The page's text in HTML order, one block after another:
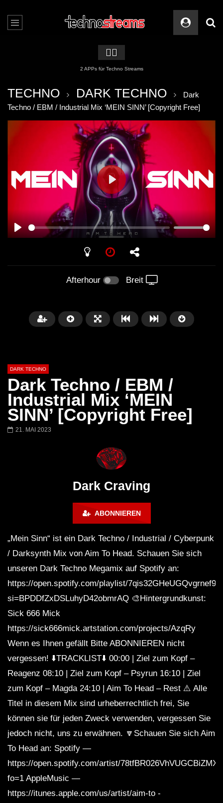
🏳️‍🌈
2 APPs für Techno Streams
TECHNO DARK TECHNO
Dark
Techno / EBM / Industrial Mix ‘MEIN SINN’ [Copyright Free]
PLAY
PLAY
Afterhour Breit
Später
01:29:06
DARK TECHNO
Dark Techno / EBM /
Industrial Mix ‘MEIN
SINN’ [Copyright Free]
21. MAI 2023
Dark Craving
ABONNIEREN
„Mein Sinn“ ist ein Dark Techno / Industrial / Cyberpunk
/ Darksynth Mix von Aim To Head. Schauen Sie sich
unseren Dark Techno Megamix auf Spotify an:
https://open.spotify.com/playlist/
si=BPDDfZxDSLuhyD42obmrAQ 🎨Hintergrundkunst:
Sick 666 Mick
https://sick666mick.artstation.com/projects/AzqRy
Wenn es Ihnen gefällt Bitte ABONNIEREN nicht
vergessen! ⬇️TRACKLIST⬇️ 00:00 | Ziel zum Kopf –
Reagenz 08:10 | Ziel zum Kopf – Psyrun 16:10 | Ziel
zum Kopf – Magda 24:10 | Aim To Head – Rest ⚠️ Alle
Titel in diesem Mix sind urheberrechtlich frei, Sie
können sie für jeden Zweck verwenden, vergessen Sie
jedoch nicht, uns zu erwähnen. 🔽Schauen Sie sich Aim
To Head an: Spotify —
https://open.spotify.com/artist/
fo=1 AppleMusic —
https://itunes.apple.com/us/artist/aim-to -